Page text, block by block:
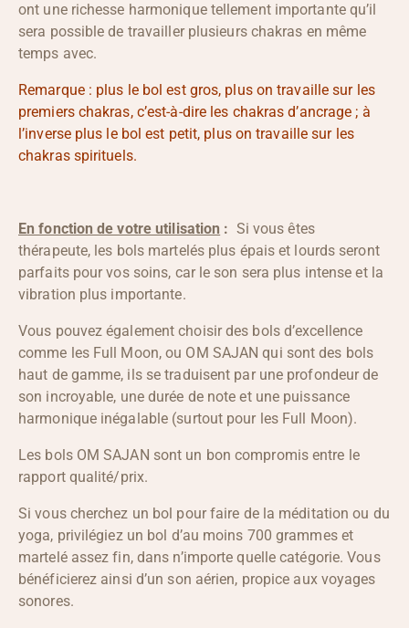
ont une richesse harmonique tellement importante qu’il
sera possible de travailler plusieurs chakras en même
temps avec.
Remarque : plus le bol est gros, plus on travaille sur les
premiers chakras, c’est-à-dire les chakras d’ancrage ; à
l’inverse plus le bol est petit, plus on travaille sur les
chakras spirituels.
En fonction de votre utilisation : Si vous êtes
thérapeute, les bols martelés plus épais et lourds seront
parfaits pour vos soins, car le son sera plus intense et la
vibration plus importante.
Vous pouvez également choisir des bols d’excellence
comme les Full Moon, ou OM SAJAN qui sont des bols
haut de gamme, ils se traduisent par une profondeur de
son incroyable, une durée de note et une puissance
harmonique inégalable (surtout pour les Full Moon).
Les bols OM SAJAN sont un bon compromis entre le
rapport qualité/prix.
Si vous cherchez un bol pour faire de la méditation ou du
yoga, privilégiez un bol d’au moins 700 grammes et
martelé assez fin, dans n’importe quelle catégorie. Vous
bénéficierez ainsi d’un son aérien, propice aux voyages
sonores.